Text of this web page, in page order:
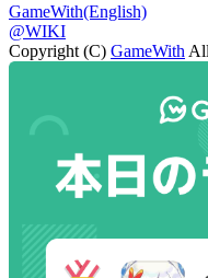
GameWith(English)
@WIKI
Copyright (C) GameWith